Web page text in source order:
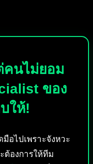
คนไม่ยอม
ของ
ให้!
อไปเพราะจังหวะ
ต้องการให้ทีม